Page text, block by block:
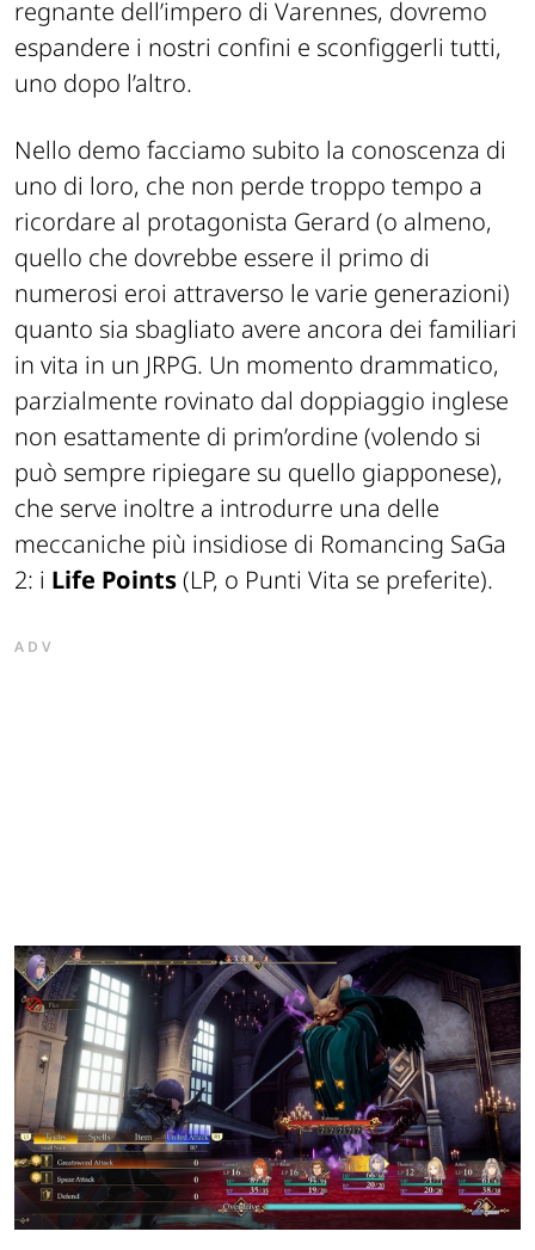
regnante dell’impero di Varennes, dovremo
espandere i nostri confini e sconfiggerli tutti,
uno dopo l’altro.
Nello demo facciamo subito la conoscenza di
uno di loro, che non perde troppo tempo a
ricordare al protagonista Gerard (o almeno,
quello che dovrebbe essere il primo di
numerosi eroi attraverso le varie generazioni)
quanto sia sbagliato avere ancora dei familiari
in vita in un JRPG. Un momento drammatico,
parzialmente rovinato dal doppiaggio inglese
non esattamente di prim’ordine (volendo si
può sempre ripiegare su quello giapponese),
che serve inoltre a introdurre una delle
meccaniche più insidiose di Romancing SaGa
2: i Life Points(LP, o Punti Vita se preferite).
ADV